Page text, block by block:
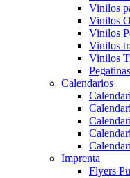
Vinilos
Vinilos
Vinilos
Vinilos
Vinilos
Calendarios
Imprenta
Flyers